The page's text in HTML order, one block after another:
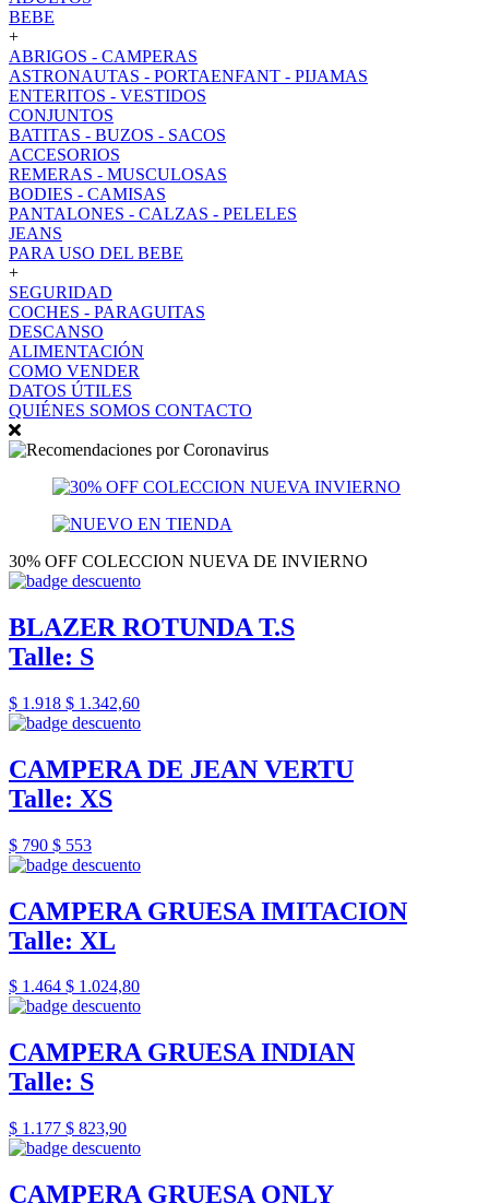
BEBE
+
ABRIGOS - CAMPERAS
ASTRONAUTAS - PORTAENFANT - PIJAMAS
ENTERITOS - VESTIDOS
CONJUNTOS
BATITAS - BUZOS - SACOS
ACCESORIOS
REMERAS - MUSCULOSAS
BODIES - CAMISAS
PANTALONES - CALZAS - PELELES
JEANS
PARA USO DEL BEBE
+
SEGURIDAD
COCHES - PARAGUITAS
DESCANSO
ALIMENTACIÓN
COMO VENDER
DATOS ÚTILES
QUIÉNES SOMOS CONTACTO
30% OFF COLECCION NUEVA DE INVIERNO
BLAZER ROTUNDA T.S
Talle: S
$ 1.918 $ 1.342,60
CAMPERA DE JEAN VERTU
Talle: XS
$ 790 $ 553
CAMPERA GRUESA IMITACION
Talle: XL
$ 1.464 $ 1.024,80
CAMPERA GRUESA INDIAN
Talle: S
$ 1.177 $ 823,90
CAMPERA GRUESA ONLY